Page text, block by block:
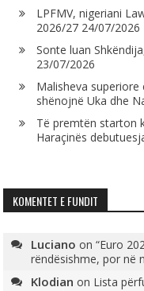
LPFMV, nigeriani
2026/27 24/07/2026
Sonte luan
23/07/2026
Malisheva superiore
shënojnë Uka dhe
Të premtën starton
Haraçinës
KOMENTET E FUNDIT
Luciano on“Euro
rëndësishme, por në
Klodian on Lista